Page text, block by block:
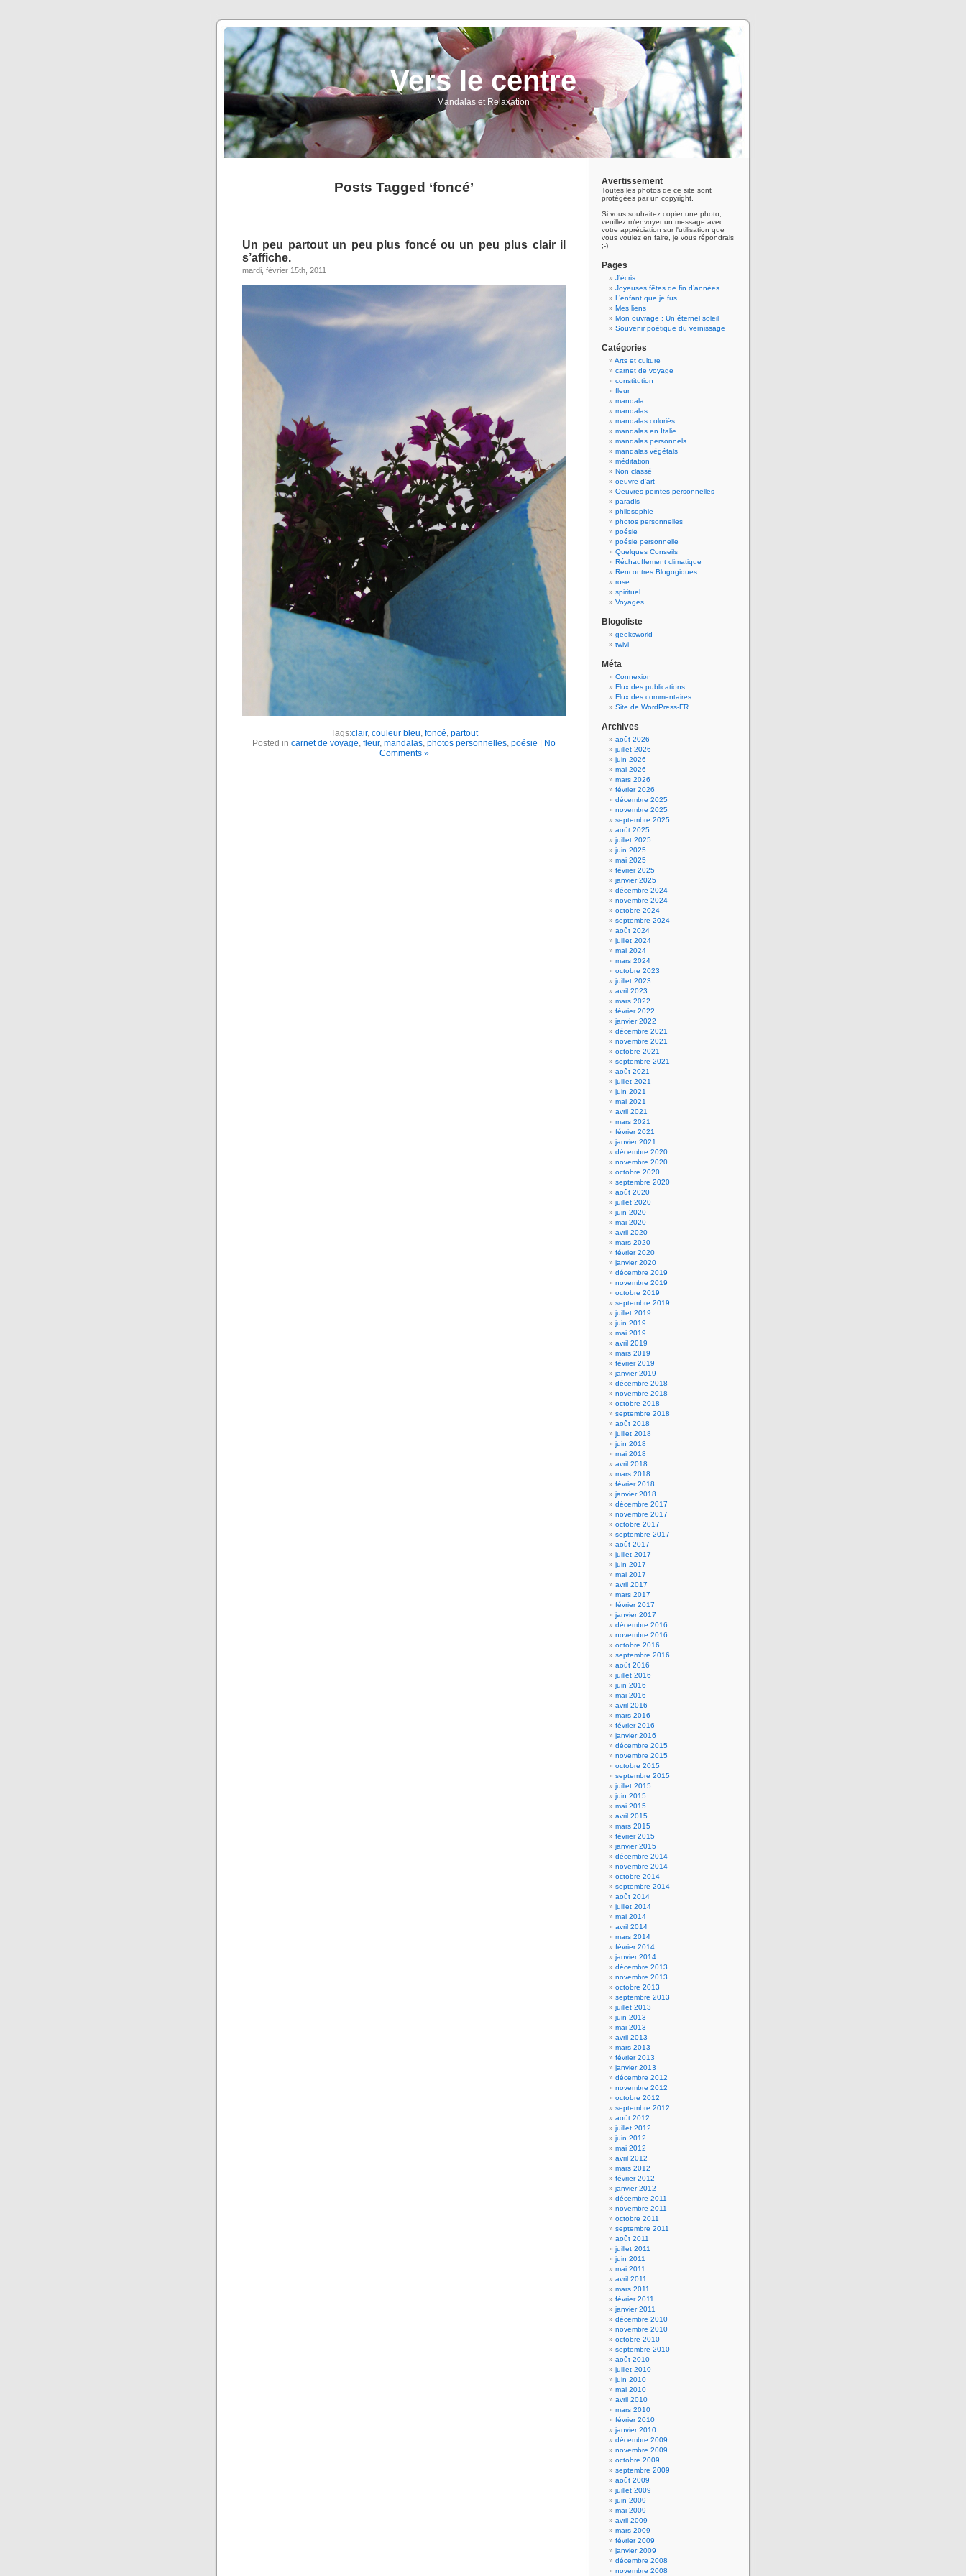
Vers le centre
Mandalas et Relaxation
Posts Tagged ‘foncé’
Un peu partout un peu plus foncé ou un peu plus clair il
s’affiche.
mardi, février 15th, 2011
Tags:clair, couleur bleu, foncé, partout
Posted in carnet de voyage, fleur, mandalas, photos personnelles, poésie
No
Comments »
Avertissement
Toutes les photos de ce site sont
protégées par un copyright.
Si vous souhaitez copier une photo,
veuillez m'envoyer un message avec
votre appréciation sur l'utilisation que
vous voulez en faire, je vous répondrais
;-)
Pages
J’écris…
Joyeuses fêtes de fin d’années.
L’enfant que je fus…
Mes liens
Mon ouvrage : Un éternel soleil
Souvenir poétique du vernissage
Catégories
Arts et culture
carnet de voyage
constitution
fleur
mandala
mandalas
mandalas coloriés
mandalas en Italie
mandalas personnels
mandalas végétals
méditation
Non classé
oeuvre d'art
Oeuvres peintes personnelles
paradis
philosophie
photos personnelles
poésie
poésie personnelle
Quelques Conseils
Réchauffement climatique
Rencontres Blogogiques
rose
spirituel
Voyages
Blogoliste
geeksworld
twivi
Méta
Connexion
Flux des publications
Flux des commentaires
Site de WordPress-FR
Archives
août 2026
juillet 2026
juin 2026
mai 2026
mars 2026
février 2026
décembre 2025
novembre 2025
septembre 2025
août 2025
juillet 2025
juin 2025
mai 2025
février 2025
janvier 2025
décembre 2024
novembre 2024
octobre 2024
septembre 2024
août 2024
juillet 2024
mai 2024
mars 2024
octobre 2023
juillet 2023
avril 2023
mars 2022
février 2022
janvier 2022
décembre 2021
novembre 2021
octobre 2021
septembre 2021
août 2021
juillet 2021
juin 2021
mai 2021
avril 2021
mars 2021
février 2021
janvier 2021
décembre 2020
novembre 2020
octobre 2020
septembre 2020
août 2020
juillet 2020
juin 2020
mai 2020
avril 2020
mars 2020
février 2020
janvier 2020
décembre 2019
novembre 2019
octobre 2019
septembre 2019
juillet 2019
juin 2019
mai 2019
avril 2019
mars 2019
février 2019
janvier 2019
décembre 2018
novembre 2018
octobre 2018
septembre 2018
août 2018
juillet 2018
juin 2018
mai 2018
avril 2018
mars 2018
février 2018
janvier 2018
décembre 2017
novembre 2017
octobre 2017
septembre 2017
août 2017
juillet 2017
juin 2017
mai 2017
avril 2017
mars 2017
février 2017
janvier 2017
décembre 2016
novembre 2016
octobre 2016
septembre 2016
août 2016
juillet 2016
juin 2016
mai 2016
avril 2016
mars 2016
février 2016
janvier 2016
décembre 2015
novembre 2015
octobre 2015
septembre 2015
juillet 2015
juin 2015
mai 2015
avril 2015
mars 2015
février 2015
janvier 2015
décembre 2014
novembre 2014
octobre 2014
septembre 2014
août 2014
juillet 2014
mai 2014
avril 2014
mars 2014
février 2014
janvier 2014
décembre 2013
novembre 2013
octobre 2013
septembre 2013
juillet 2013
juin 2013
mai 2013
avril 2013
mars 2013
février 2013
janvier 2013
décembre 2012
novembre 2012
octobre 2012
septembre 2012
août 2012
juillet 2012
juin 2012
mai 2012
avril 2012
mars 2012
février 2012
janvier 2012
décembre 2011
novembre 2011
octobre 2011
septembre 2011
août 2011
juillet 2011
juin 2011
mai 2011
avril 2011
mars 2011
février 2011
janvier 2011
décembre 2010
novembre 2010
octobre 2010
septembre 2010
août 2010
juillet 2010
juin 2010
mai 2010
avril 2010
mars 2010
février 2010
janvier 2010
décembre 2009
novembre 2009
octobre 2009
septembre 2009
août 2009
juillet 2009
juin 2009
mai 2009
avril 2009
mars 2009
février 2009
janvier 2009
décembre 2008
novembre 2008